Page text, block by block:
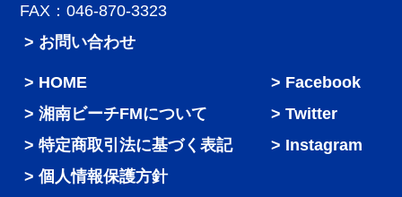
FAX：046-870-3323
> お問い合わせ
HOME
湘南ビーチFMについて
特定商取引法に基づく表記
個人情報保護方針
Facebook
Twitter
Instagram